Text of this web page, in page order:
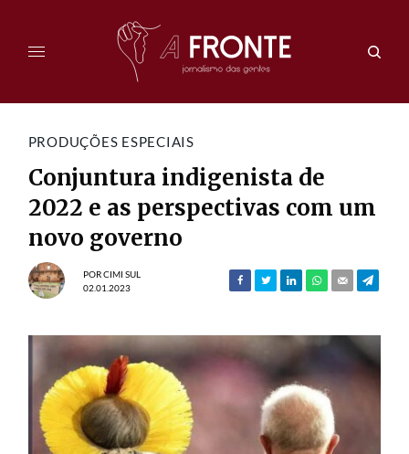
PRODUÇÕES ESPECIAIS
Conjuntura indigenista de
2022 e as perspectivas com um
novo governo
PORCIMI SUL
02.01.2023